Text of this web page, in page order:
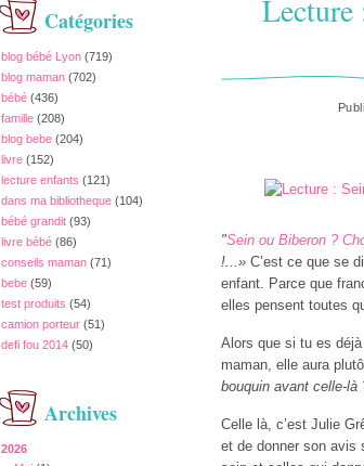
Catégories
blog bébé Lyon (719)
blog maman (702)
bébé (436)
famille (208)
blog bebe (204)
livre (152)
lecture enfants (121)
dans ma bibliotheque (104)
bébé grandit (93)
livre bébé (86)
conseils maman (71)
bebe (59)
test produits (54)
camion porteur (51)
defi fou 2014 (50)
Archives
2026
"Sein ou Biberon ?
!...» C’est ce que se
enfant. Parce que
elles pensent toutes
Alors que si tu es
maman, elle aura
bouquin avant celle-là
Celle là, c’est Julie
et de donner son avis